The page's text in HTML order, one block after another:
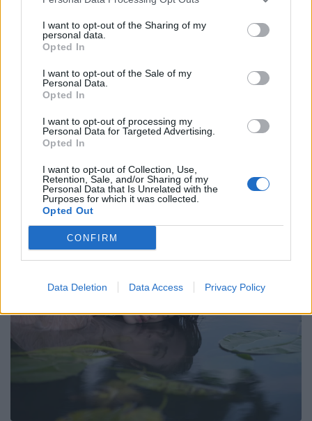
I want to opt-out of the Sharing of my
personal data.
Opted In
I want to opt-out of the Sale of my
Personal Data.
Opted In
I want to opt-out of processing my
Personal Data for Targeted Advertising.
Opted In
I want to opt-out of Collection, Use,
Retention, Sale, and/or Sharing of my
Personal Data that Is Unrelated with the
Purposes for which it was collected.
Opted Out
CONFIRM
Data Deletion Data Access Privacy Policy